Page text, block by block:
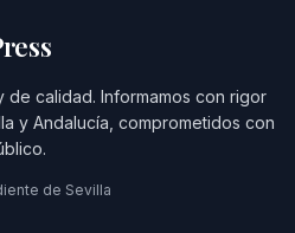
calidad. Informamos con rigor
y Andalucía, comprometidos con
de Sevilla